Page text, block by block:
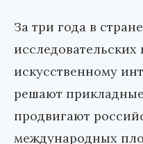
За три года в
исследовательских
искусственному
решают
продвигают
международных